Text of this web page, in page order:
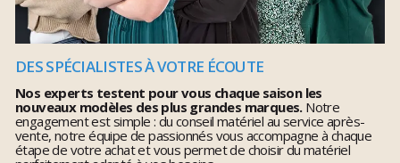
DES SPÉCIALISTES À VOTRE ÉCOUTE
Nos experts testent pour vous chaque saison les
nouveaux modèles des plus grandes marques.Notre
engagement est simple : du conseil matériel au service après-
vente, notre équipe de passionnés vous accompagne à chaque
étape de votre achat et vous permet de choisir du matériel